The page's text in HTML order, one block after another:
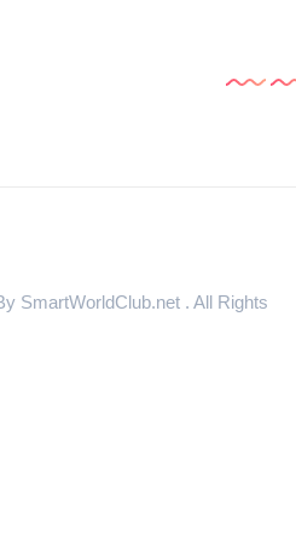
SmartWorldClub.net . All Rights